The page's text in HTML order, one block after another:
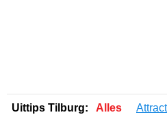
Uittips Tilburg: Alles